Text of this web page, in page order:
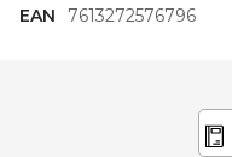
EAN
7613272576796